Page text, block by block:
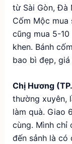
từ Sài Gòn, Đà
Cốm Mộc mua
cũng mua 5-
khen. Bánh
bao bì đẹp, giá
Chị Hương
thường xuyên,
làm quà. Giao
cùng. Mình chỉ
đến sảnh là có